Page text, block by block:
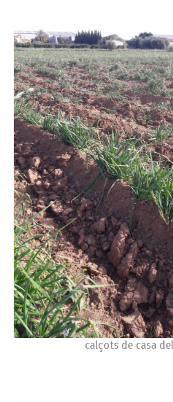
calçots de casa